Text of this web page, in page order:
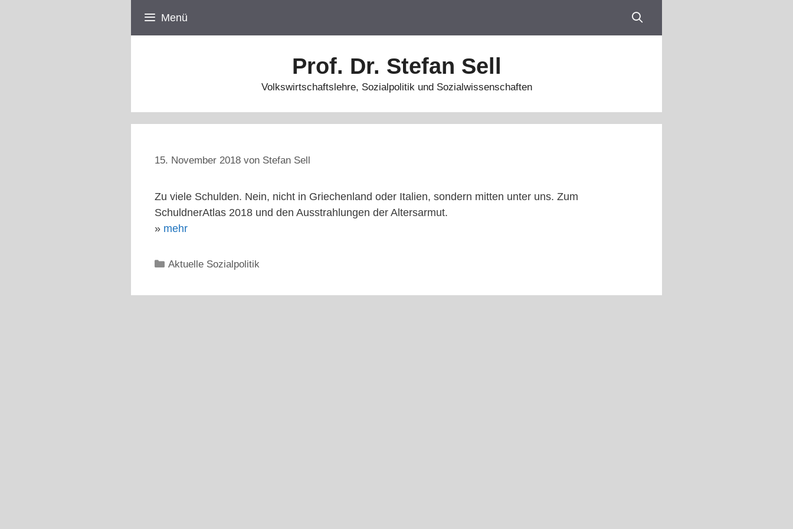
Menü
Prof. Dr. Stefan Sell
Volkswirtschaftslehre, Sozialpolitik und Sozialwissenschaften
15. November 2018 von Stefan Sell
Zu viele Schulden. Nein, nicht in Griechenland oder Italien, sondern mitten unter uns. Zum
SchuldnerAtlas 2018 und den Ausstrahlungen der Altersarmut.
» mehr
Kategorien
Aktuelle Sozialpolitik